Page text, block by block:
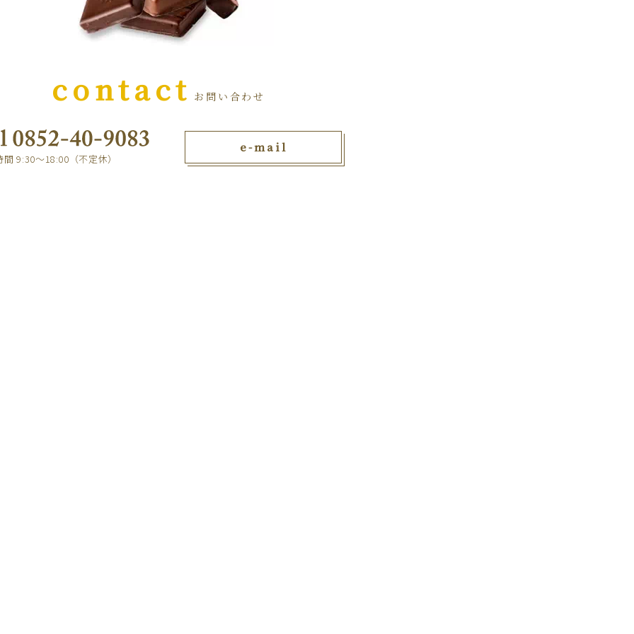
contact お問い合わせ
間 9:30～18:00（不定休）
e-mail